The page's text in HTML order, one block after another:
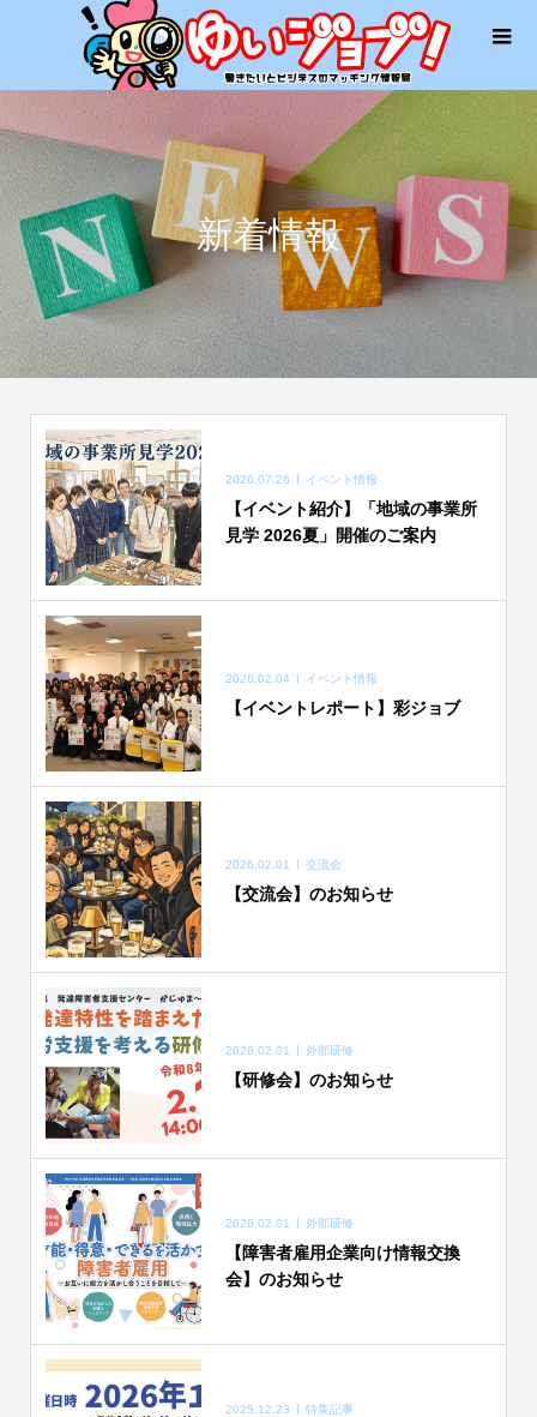
新着情報
2026.07.26 イベント情報
【イベント紹介】「地域の事業所
見学 2026夏」開催のご案内
2026.02.04 イベント情報
【イベントレポート】彩ジョブ
2026.02.01 交流会
【交流会】のお知らせ
2026.02.01 外部研修
【研修会】のお知らせ
2026.02.01 外部研修
【障害者雇用企業向け情報交換
会】のお知らせ
2025.12.23 特集記事